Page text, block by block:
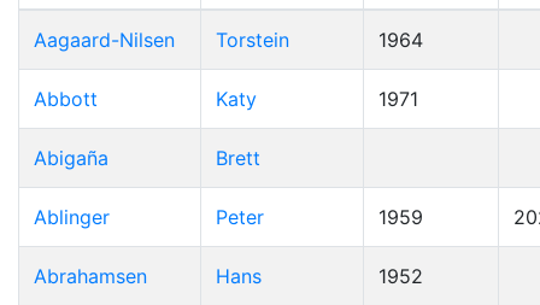
Aagaard-Nilsen Torstein 1964
Abbott Katy 1971
Abigaña Brett
Ablinger Peter 1959
Abrahamsen Hans 1952